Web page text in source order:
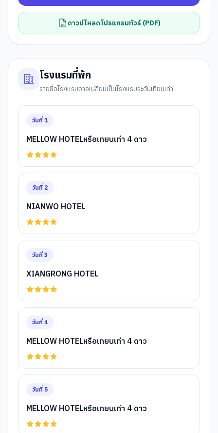
ดาวน์โหลดโปรแกรมทัวร์ (PDF)
โรงแรมที่พัก
รายชื่อโรงแรมอาจเปลี่ยนเป็นโรงแรมระดับเทียบเท่า
วันที่ 1
MELLOW HOTELหรือเทยบเท่า 4 ดาว
วันที่ 2
NIANWO HOTEL
วันที่ 3
XIANGRONG HOTEL
วันที่ 4
MELLOW HOTELหรือเทยบเท่า 4 ดาว
วันที่ 5
MELLOW HOTELหรือเทยบเท่า 4 ดาว